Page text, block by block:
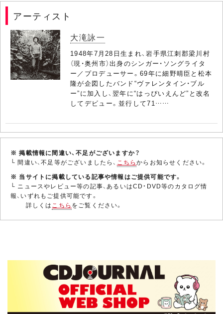
アーティスト
大滝詠一
1948年7月28日生まれ、岩手県江刺郡梁川村
（現・奥州市）出身のシンガー・ソングライタ
ー／プロデューサー。69年に細野晴臣と松本
隆が企図したバンド“ヴァレンタイン・ブル
ー”に加入し、翌年に“はっぴいえんど”と改名
してデビュー。並行して71……
※ 掲載情報に間違い、不足がございますか？
└ 間違い、不足等がございましたら、 こちらからお知らせください。
※ 当サイトに掲載している記事や情報はご提供可能です。
└ ニュースやレビュー等の記事、あるいはCD・DVD等のカタログ情
報、いずれもご提供可能です。
詳しくはこちら をご覧ください。